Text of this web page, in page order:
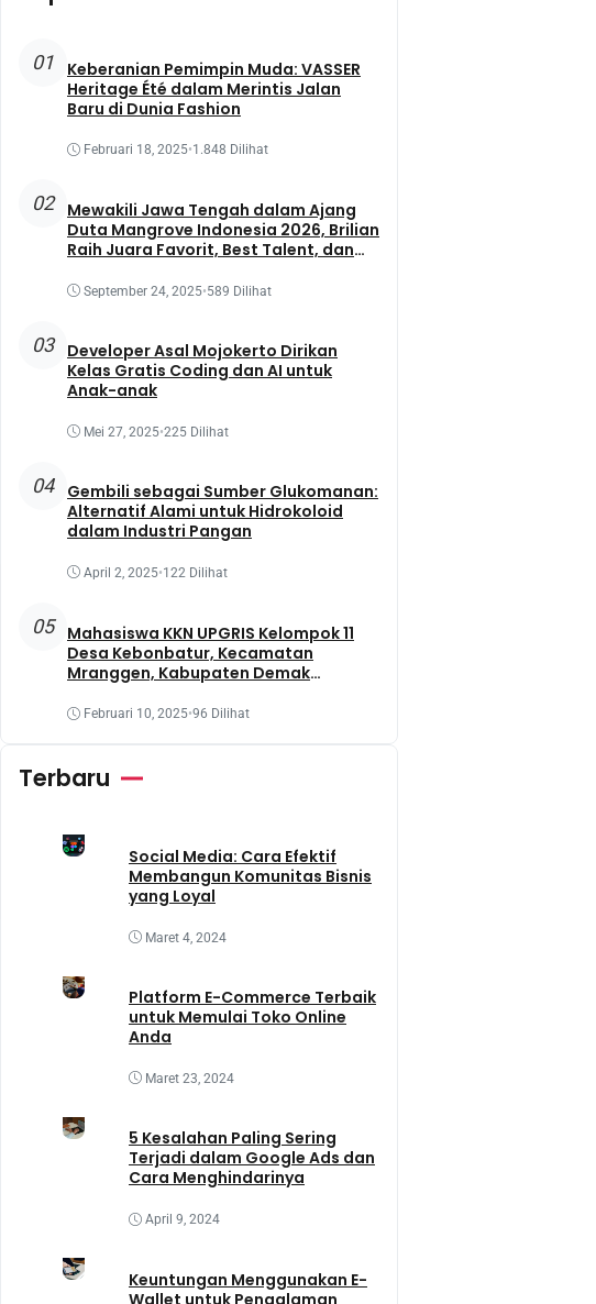
01
Keberanian Pemimpin Muda: VASSER
Heritage Été dalam Merintis Jalan
Baru di Dunia Fashion
Februari 18, 2025•1.848 Dilihat
02
Mewakili Jawa Tengah dalam Ajang
Duta Mangrove Indonesia 2026, Brilian
Raih Juara Favorit, Best Talent, dan
September 24, 2025•589 Dilihat
03
Developer Asal Mojokerto Dirikan
Kelas Gratis Coding dan AI untuk
Anak-anak
Mei 27, 2025•225 Dilihat
04
Gembili sebagai Sumber Glukomanan:
Alternatif Alami untuk Hidrokoloid
dalam Industri Pangan
April 2, 2025•122 Dilihat
05
Mahasiswa KKN UPGRIS Kelompok 11
Desa Kebonbatur, Kecamatan
Mranggen, Kabupaten Demak
Obat Dengan Memanfaatkan Lahan
Februari 10, 2025•96 Dilihat
Terbaru
Social Media: Cara Efektif
Membangun Komunitas Bisnis
yang Loyal
Maret 4, 2024
Platform E-Commerce Terbaik
untuk Memulai Toko Online
Anda
Maret 23, 2024
5 Kesalahan Paling Sering
Terjadi dalam Google Ads dan
Cara Menghindarinya
April 9, 2024
Keuntungan Menggunakan E-
Wallet untuk Pengalaman